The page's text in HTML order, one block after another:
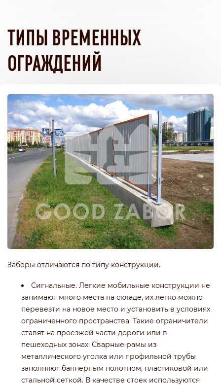
ТИПЫ ВРЕМЕННЫХ
ОГРАЖДЕНИЙ
Заборы отличаются по типу конструкции.
Сигнальные. Легкие мобильные конструкции не
занимают много места на складе, их легко можно
перевезти на новое место и установить в условиях
ограниченного пространства. Такие ограничители
ставят на проезжей части дороги или в
пешеходных зонах. Сварные рамы из
металлического уголка или профильной трубы
заполняют баннерным полотном, пластиковой или
стальной сеткой. В качестве стоек используются